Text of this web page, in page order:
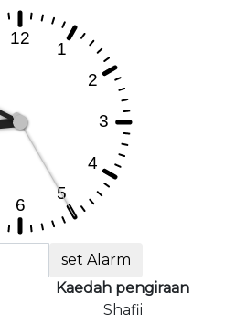
set Alarm
Kaedah pengiraan
Shafii